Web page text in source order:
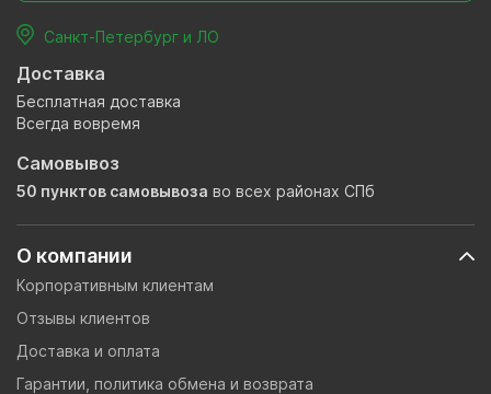
О компании
Корпоративным клиентам
Отзывы клиентов
Доставка и оплата
Гарантии, политика обмена и возврата
Санкт-Петербург и ЛО
Доставка
Бесплатная доставка
Всегда вовремя
Самовывоз
50 пунктов самовывоза во всех районах СПб